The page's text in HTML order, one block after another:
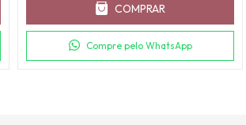
COMPRAR
Compre pelo WhatsApp